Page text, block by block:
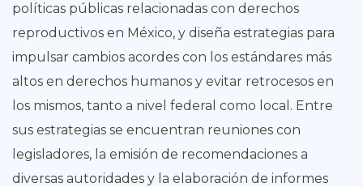
políticas públicas relacionadas con derechos
reproductivos en México, y diseña estrategias para
impulsar cambios acordes con los estándares más
altos en derechos humanos y evitar retrocesos en
los mismos, tanto a nivel federal como local. Entre
sus estrategias se encuentran reuniones con
legisladores, la emisión de recomendaciones a
diversas autoridades y la elaboración de informes